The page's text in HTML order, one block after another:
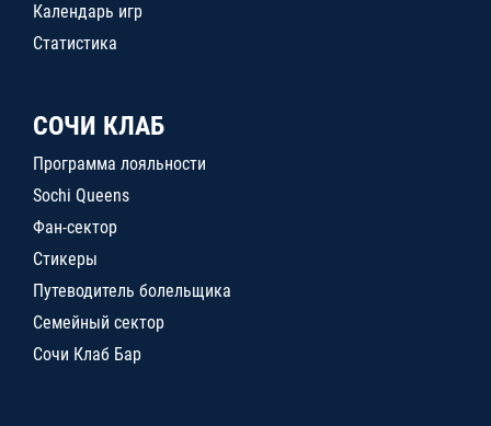
Календарь игр
Статистика
СОЧИ КЛАБ
Программа лояльности
Sochi Queens
Фан-сектор
Стикеры
Путеводитель болельщика
Семейный сектор
Сочи Клаб Бар